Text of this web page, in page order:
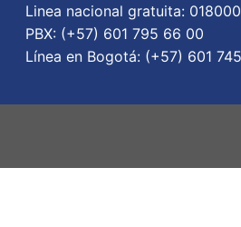
Linea nacional gratuita:
PBX: (+57) 601 795 66 00
Lí­nea en Bogotá: (+57) 601